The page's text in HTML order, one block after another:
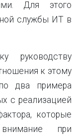
Для этого
службы ИТ в
руководству
к этому
два примера
с реализацией
которые
при